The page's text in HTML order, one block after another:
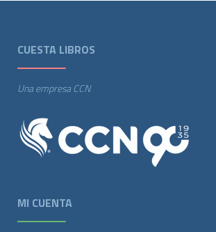
CUESTA LIBROS
Una empresa CCN
MI CUENTA